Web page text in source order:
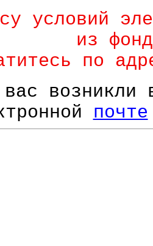
условий
из
по
возникли
почте